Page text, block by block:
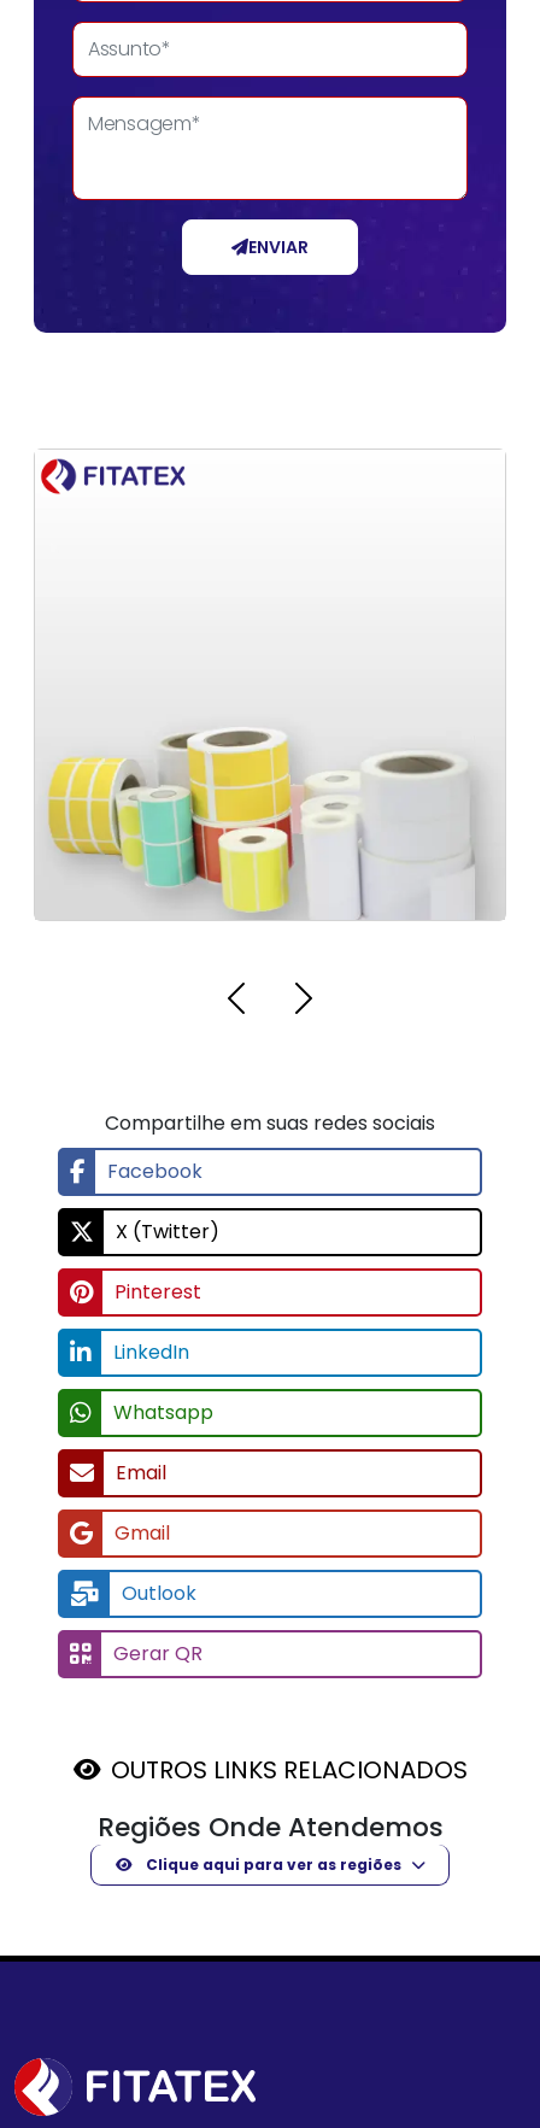
ENVIAR
Compartilhe em suas redes sociais
Facebook
X (Twitter)
Pinterest
LinkedIn
Whatsapp
Email
Gmail
Outlook
Gerar QR
OUTROS LINKS RELACIONADOS
Regiões Onde Atendemos
Clique aqui para ver as regiões